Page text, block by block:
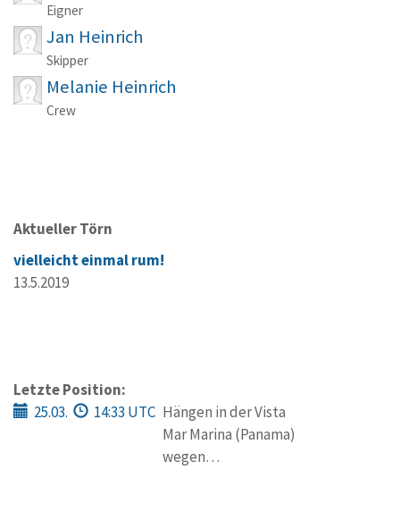
Eigner
Jan Heinrich
Skipper
Melanie Heinrich
Crew
Aktueller Törn
vielleicht einmal rum!
13.5.2019
Letzte Position:
25.03.
14:33 UTC Hängen in der Vista
Mar Marina (Panama)
wegen…